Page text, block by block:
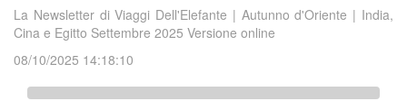
La Newsletter di Viaggi Dell'Elefante | Autunno d'Oriente | India,
Cina e Egitto Settembre 2025 Versione online
08/10/2025 14:18:10